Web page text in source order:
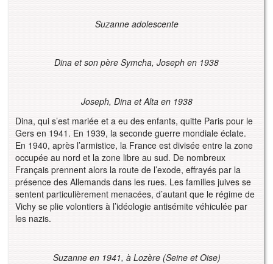
Suzanne adolescente
Dina et son père Symcha, Joseph en 1938
Joseph, Dina et Alta en 1938
Dina, qui s’est mariée et a eu des enfants, quitte Paris pour le
Gers en 1941. En 1939, la seconde guerre mondiale éclate.
En 1940, après l’armistice, la France est divisée entre la zone
occupée au nord et la zone libre au sud. De nombreux
Français prennent alors la route de l’exode, effrayés par la
présence des Allemands dans les rues. Les familles juives se
sentent particulièrement menacées, d’autant que le régime de
Vichy se plie volontiers à l’idéologie antisémite véhiculée par
les nazis.
Suzanne en 1941, à Lozère (Seine et Oise)